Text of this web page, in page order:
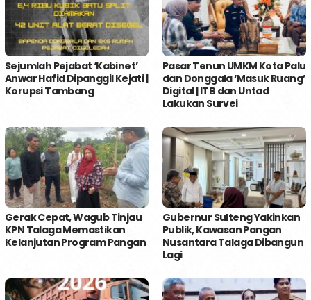
Sejumlah Pejabat ‘Kabinet’
Anwar Hafid Dipanggil Kejati |
Korupsi Tambang
Pasar Tenun UMKM Kota Palu
dan Donggala ‘Masuk Ruang’
Digital | ITB dan Untad
Lakukan Survei
Gerak Cepat, Wagub Tinjau
KPN Talaga Memastikan
Kelanjutan Program Pangan
Gubernur Sulteng Yakinkan
Publik, Kawasan Pangan
Nusantara Talaga Dibangun
Lagi